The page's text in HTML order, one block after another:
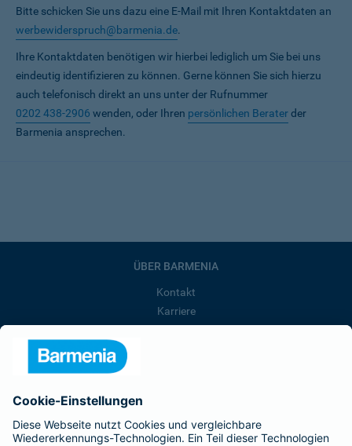
Bitte schicken Sie uns dazu eine E-Mail mit Ihren Kontaktdaten an
werbewiderspruch@barmenia.de.
Ihre Kontaktdaten benötigen wir hierbei lediglich um Sie bei uns
eindeutig identifizieren zu können. Gerne können Sie sich hierzu
auch telefonisch direkt an uns unter der Rufnummer
0202 438-2906 wenden, oder Ihren persönlichen Beraterder
Barmenia ansprechen.
ÜBER BARMENIA
Kontakt
Karriere
Barmenia ist Teil der BarmeniaGothaer
BELIEBTE SEITEN